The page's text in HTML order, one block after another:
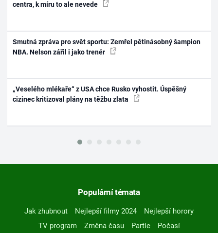
centra, k míru to ale nevede
Smutná zpráva pro svět sportu: Zemřel pětinásobný šampion
NBA. Nelson zářil i jako trenér
„Veselého mlékaře“ z USA chce Rusko vyhostit. Úspěšný
cizinec kritizoval plány na těžbu zlata
Populární témata
Jak zhubnout Nejlepší filmy 2024
Nejlepší horory
TV program
Změna času Partie
Počasí